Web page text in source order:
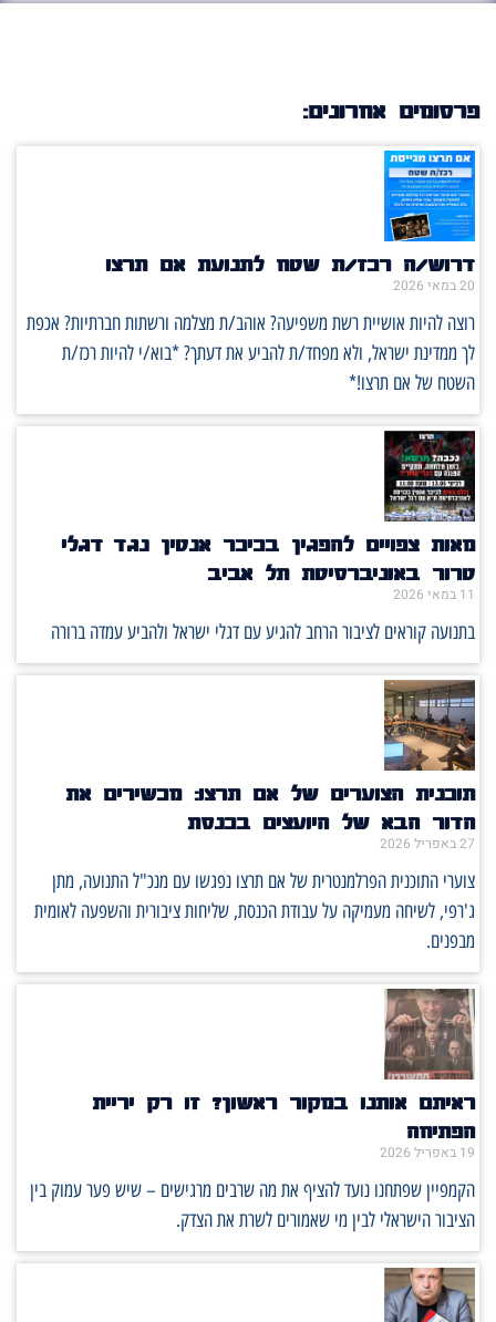
פרסומים אחרונים:
דרוש/ה רכז/ת שטח לתנועת אם תרצו
20 במאי 2026
רוצה להיות אושיית רשת משפיעה? אוהב/ת מצלמה ורשתות חברתיות? אכפת
לך ממדינת ישראל, ולא מפחד/ת להביע את דעתך? *בוא/י להיות רכז/ת
השטח של אם תרצו!*
מאות צפויים להפגין בכיכר אנטין נגד דגלי
טרור באוניברסיטת תל אביב
11 במאי 2026
בתנועה קוראים לציבור הרחב להגיע עם דגלי ישראל ולהביע עמדה ברורה
תוכנית הצוערים של אם תרצו: מכשירים את
הדור הבא של היועצים בכנסת
27 באפריל 2026
צוערי התוכנית הפרלמנטרית של אם תרצו נפגשו עם מנכ"ל התנועה, מתן
ג'רפי, לשיחה מעמיקה על עבודת הכנסת, שליחות ציבורית והשפעה לאומית
מבפנים.
ראיתם אותנו במקור ראשון? זו רק יריית
הפתיחה
19 באפריל 2026
הקמפיין שפתחנו נועד להציף את מה שרבים מרגישים – שיש פער עמוק בין
הציבור הישראלי לבין מי שאמורים לשרת את הצדק.